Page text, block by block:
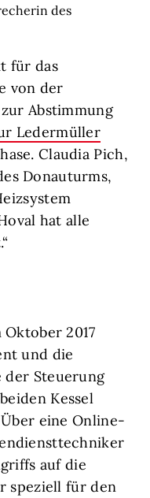
des
für das
von der
Abstimmung
Ledermüller
Claudia Pich,
Donauturms,
hat alle
2017
und die
der Steuerung
Kessel
eine Online-
auf die
speziell für den